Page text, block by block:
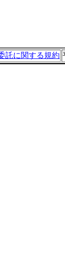
託に関する規約